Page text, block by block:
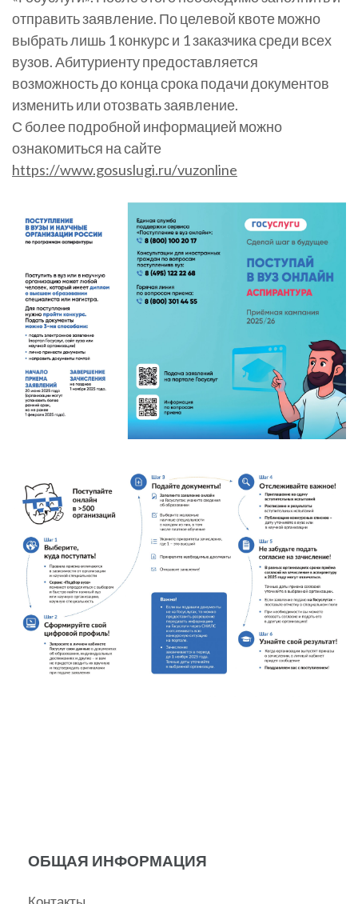
отправить заявление. По целевой квоте можно
выбрать лишь 1 конкурс и 1 заказчика среди всех
вузов. Абитуриенту предоставляется
возможность до конца срока подачи документов
изменить или отозвать заявление.
С более подробной информацией можно
ознакомиться на сайте
https://www.gosuslugi.ru/vuzonline
ОБЩАЯ ИНФОРМАЦИЯ